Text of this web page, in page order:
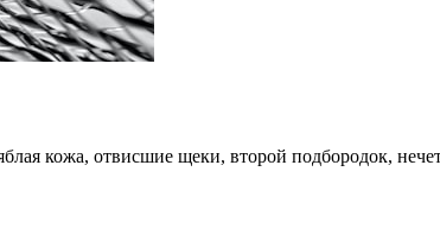
кожа, отвисшие щеки, второй подбородок,